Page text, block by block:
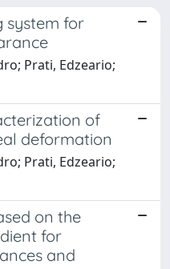
system for
Prati, Edzeario;
of
deformation
Prati, Edzeario;
on the
for
and